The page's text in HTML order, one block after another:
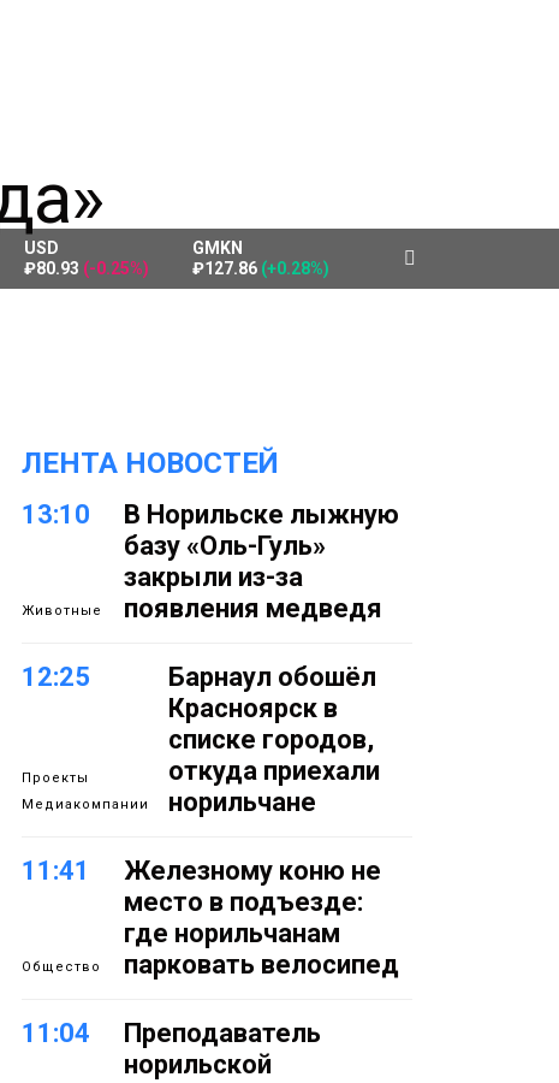
USD
₽80.93 (-0.25%)
GMKN
₽127.86 (+0.28%)
ЛЕНТА НОВОСТЕЙ
13:10
Животные
В Норильске лыжную
базу «Оль-Гуль»
закрыли из-за
появления медведя
12:25
Проекты
Медиакомпании
Барнаул обошёл
Красноярск в
списке городов,
откуда приехали
норильчане
11:41
Общество
Железному коню не
место в подъезде:
где норильчанам
парковать велосипед
11:04
Преподаватель
норильской